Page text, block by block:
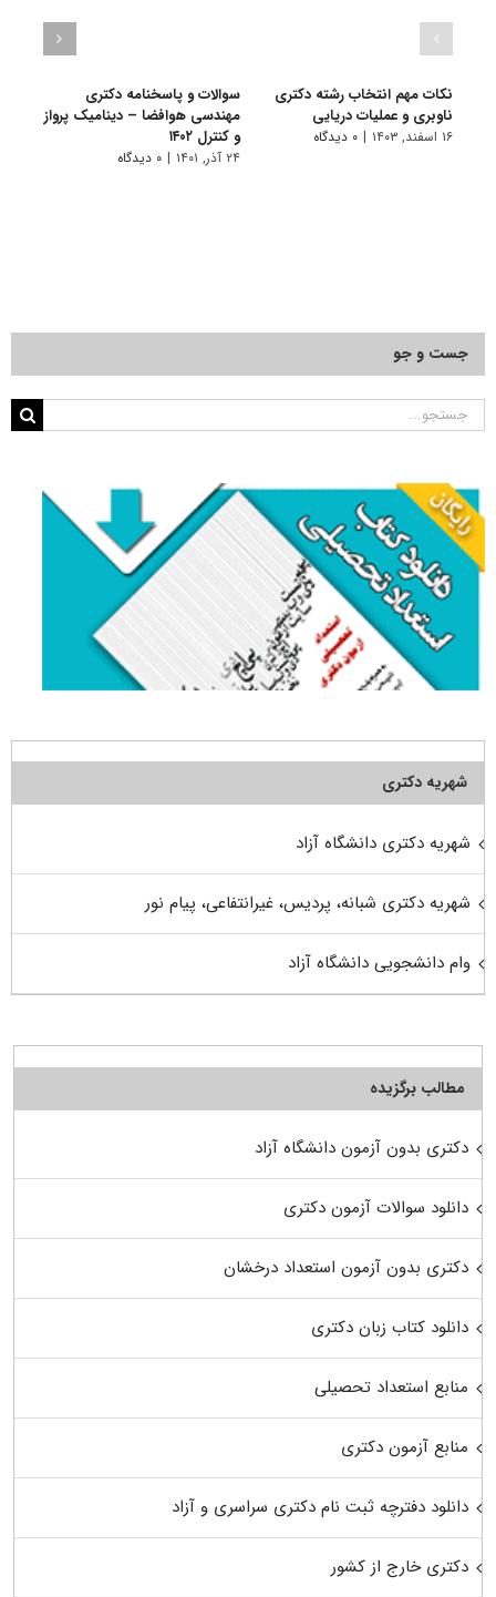
نکات مهم انتخاب رشته دکتری
ناوبری و عملیات دریایی
۱۶ اسفند, ۱۴۰۳ | ۰ دیدگاه
سوالات و پاسخنامه دکتری
مهندسی هوافضا – دینامیک پرواز
و کنترل ۱۴۰۲
۲۴ آذر, ۱۴۰۱ | ۰ دیدگاه
جست و جو
جستجو
شهریه دکتری
شهریه دکتری دانشگاه آزاد
شهریه دکتری شبانه، پردیس، غیرانتفاعی، پیام نور
وام دانشجویی دانشگاه آزاد
مطالب برگزیده
دکتری بدون آزمون دانشگاه آزاد
دانلود سوالات آزمون دکتری
دکتری بدون آزمون استعداد درخشان
دانلود کتاب زبان دکتری
منابع استعداد تحصیلی
منابع آزمون دکتری
دانلود دفترچه ثبت نام دکتری سراسری و آزاد
دکتری خارج از کشور